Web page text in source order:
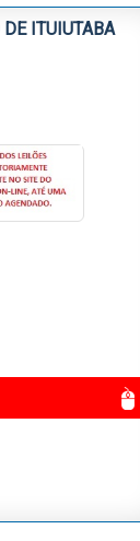
ITUIUTABA